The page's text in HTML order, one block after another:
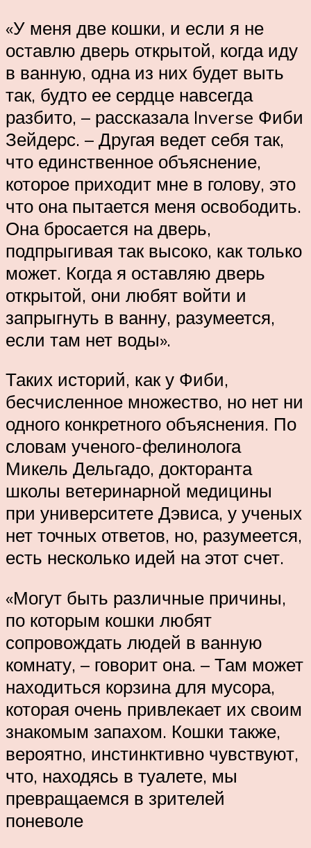
«У меня две кошки, и если я не
оставлю дверь открытой, когда иду
в ванную, одна из них будет выть
так, будто ее сердце навсегда
разбито, – рассказала Inverse Фиби
Зейдерс. – Другая ведет себя так,
что единственное объяснение,
которое приходит мне в голову, это
что она пытается меня освободить.
Она бросается на дверь,
подпрыгивая так высоко, как только
может. Когда я оставляю дверь
открытой, они любят войти и
запрыгнуть в ванну, разумеется,
если там нет воды».
Таких историй, как у Фиби,
бесчисленное множество, но нет ни
одного конкретного объяснения. По
словам ученого-фелинолога
Микель Дельгадо, докторанта
школы ветеринарной медицины
при университете Дэвиса, у ученых
нет точных ответов, но, разумеется,
есть несколько идей на этот счет.
«Могут быть различные причины,
по которым кошки любят
сопровождать людей в ванную
комнату, – говорит она. – Там может
находиться корзина для мусора,
которая очень привлекает их своим
знакомым запахом. Кошки также,
вероятно, инстинктивно чувствуют,
что, находясь в туалете, мы
превращаемся в зрителей
поневоле